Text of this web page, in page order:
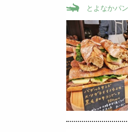
とよなかパ